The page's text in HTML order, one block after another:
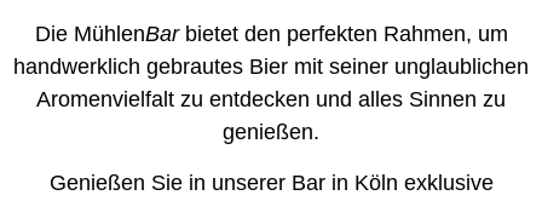
Die MühlenBar bietet den perfekten Rahmen, um
handwerklich gebrautes Bier mit seiner unglaublichen
Aromenvielfalt zu entdecken und alles Sinnen zu
genießen.
Genießen Sie in unserer Bar in Köln exklusive